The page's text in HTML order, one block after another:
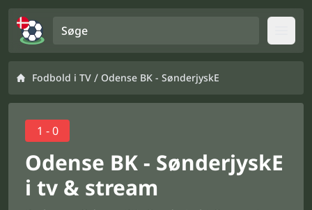
Fodbold i TV / Odense BK - SønderjyskE
1 - 0
Odense BK - SønderjyskE
i tv & stream